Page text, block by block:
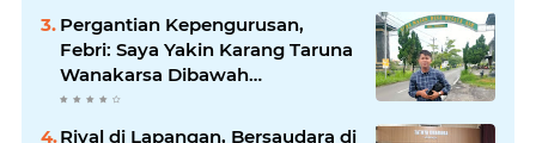
Pergantian Kepengurusan,
Febri: Saya Yakin Karang Taruna
Wanakarsa Dibawah
Kepemimpinan Bung Entus
Rival di Lapangan, Bersaudara di